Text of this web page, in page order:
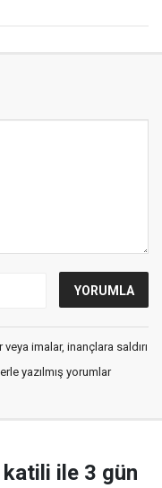
imalar, inançlara saldırı
yazılmış yorumlar
ile 3 gün